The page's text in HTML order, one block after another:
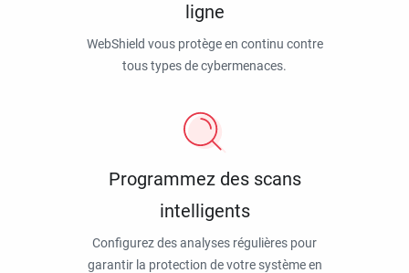
ligne
WebShield vous protège en continu contre
tous types de cybermenaces.
Programmez des scans
intelligents
Configurez des analyses régulières pour
garantir la protection de votre système en